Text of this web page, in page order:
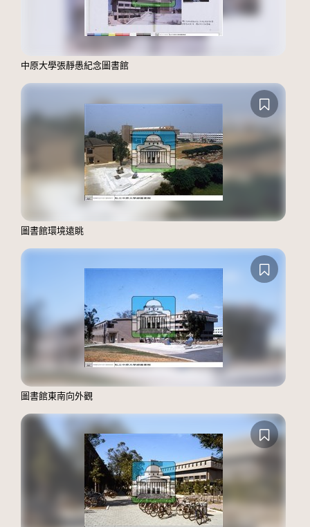
中原大學張靜愚紀念圖書館
圖書館環境遠眺
圖書館東南向外觀